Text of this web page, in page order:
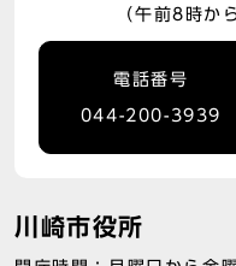
（午前8時か
電話番号
044-200-3939
川崎市役所